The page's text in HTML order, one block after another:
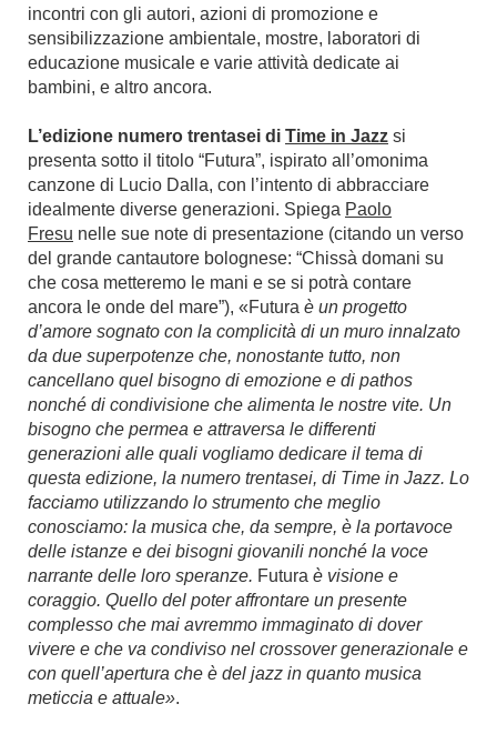
incontri con gli autori, azioni di promozione e
sensibilizzazione ambientale, mostre, laboratori di
educazione musicale e varie attività dedicate ai
bambini, e altro ancora.
L’edizione numero trentasei di Time in Jazz si
presenta sotto il titolo “Futura”, ispirato all’omonima
canzone di Lucio Dalla, con l’intento di abbracciare
idealmente diverse generazioni. Spiega Paolo
Fresu nelle sue note di presentazione (citando un verso
del grande cantautore bolognese: “Chissà domani su
che cosa metteremo le mani e se si potrà contare
ancora le onde del mare”), «Futura è un progetto
d’amore sognato con la complicità di un muro innalzato
da due superpotenze che, nonostante tutto, non
cancellano quel bisogno di emozione e di pathos
nonché di condivisione che alimenta le nostre vite. Un
bisogno che permea e attraversa le differenti
generazioni alle quali vogliamo dedicare il tema di
questa edizione, la numero trentasei, di Time in Jazz. Lo
facciamo utilizzando lo strumento che meglio
conosciamo: la musica che, da sempre, è la portavoce
delle istanze e dei bisogni giovanili nonché la voce
narrante delle loro speranze. Futura è visione e
coraggio. Quello del poter affrontare un presente
complesso che mai avremmo immaginato di dover
vivere e che va condiviso nel crossover generazionale e
con quell’apertura che è del jazz in quanto musica
meticcia e attuale».